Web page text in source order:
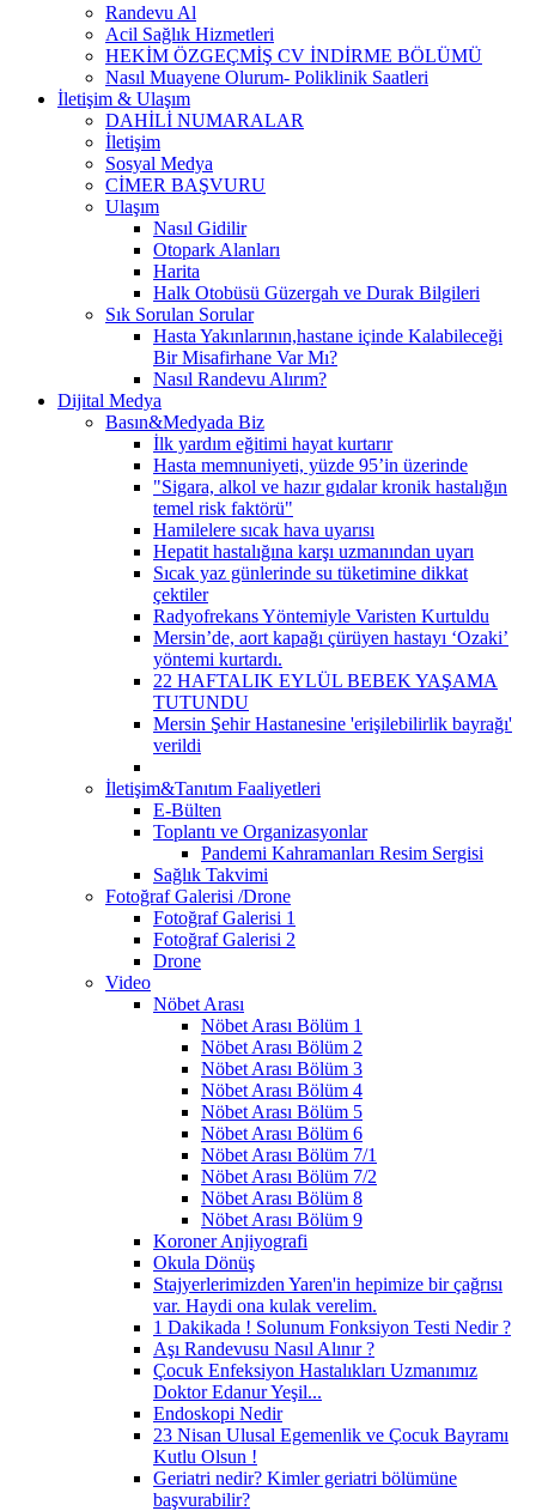
Randevu Al
Acil Sağlık Hizmetleri
HEKİM ÖZGEÇMİŞ CV İNDİRME BÖLÜMÜ
Nasıl Muayene Olurum- Poliklinik Saatleri
İletişim & Ulaşım
DAHİLİ NUMARALAR
İletişim
Sosyal Medya
CİMER BAŞVURU
Ulaşım
Nasıl Gidilir
Otopark Alanları
Harita
Halk Otobüsü Güzergah ve Durak Bilgileri
Sık Sorulan Sorular
Hasta Yakınlarının,hastane içinde Kalabileceği
Bir Misafirhane Var Mı?
Nasıl Randevu Alırım?
Dijital Medya
Basın&Medyada Biz
İlk yardım eğitimi hayat kurtarır
Hasta memnuniyeti, yüzde 95’in üzerinde
"Sigara, alkol ve hazır gıdalar kronik hastalığın
temel risk faktörü"
Hamilelere sıcak hava uyarısı
Hepatit hastalığına karşı uzmanından uyarı
Sıcak yaz günlerinde su tüketimine dikkat
çektiler
Radyofrekans Yöntemiyle Varisten Kurtuldu
Mersin’de, aort kapağı çürüyen hastayı ‘Ozaki’
yöntemi kurtardı.
22 HAFTALIK EYLÜL BEBEK YAŞAMA
TUTUNDU
Mersin Şehir Hastanesine 'erişilebilirlik bayrağı'
verildi
İletişim&Tanıtım Faaliyetleri
E-Bülten
Toplantı ve Organizasyonlar
Pandemi Kahramanları Resim Sergisi
Sağlık Takvimi
Fotoğraf Galerisi /Drone
Fotoğraf Galerisi 1
Fotoğraf Galerisi 2
Drone
Video
Nöbet Arası
Nöbet Arası Bölüm 1
Nöbet Arası Bölüm 2
Nöbet Arası Bölüm 3
Nöbet Arası Bölüm 4
Nöbet Arası Bölüm 5
Nöbet Arası Bölüm 6
Nöbet Arası Bölüm 7/1
Nöbet Arası Bölüm 7/2
Nöbet Arası Bölüm 8
Nöbet Arası Bölüm 9
Koroner Anjiyografi
Okula Dönüş
Stajyerlerimizden Yaren'in hepimize bir çağrısı
var. Haydi ona kulak verelim.
1 Dakikada ! Solunum Fonksiyon Testi Nedir ?
Aşı Randevusu Nasıl Alınır ?
Çocuk Enfeksiyon Hastalıkları Uzmanımız
Doktor Edanur Yeşil...
Endoskopi Nedir
23 Nisan Ulusal Egemenlik ve Çocuk Bayramı
Kutlu Olsun !
Geriatri nedir? Kimler geriatri bölümüne
başvurabilir?